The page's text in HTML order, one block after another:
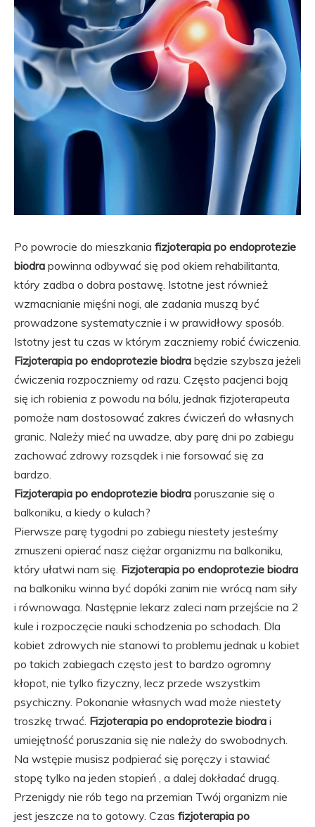
Po powrocie do mieszkania fizjoterapia po endoprotezie
biodra powinna odbywać się pod okiem rehabilitanta,
który zadba o dobra postawę. Istotne jest również
wzmacnianie mięśni nogi, ale zadania muszą być
prowadzone systematycznie i w prawidłowy sposób.
Istotny jest tu czas w którym zaczniemy robić ćwiczenia.
Fizjoterapia po endoprotezie biodra będzie szybsza jeżeli
ćwiczenia rozpoczniemy od razu. Często pacjenci boją
się ich robienia z powodu na bólu, jednak fizjoterapeuta
pomoże nam dostosować zakres ćwiczeń do własnych
granic. Należy mieć na uwadze, aby parę dni po zabiegu
zachować zdrowy rozsądek i nie forsować się za
bardzo.
Fizjoterapia po endoprotezie biodra poruszanie się o
balkoniku, a kiedy o kulach?
Pierwsze parę tygodni po zabiegu niestety jesteśmy
zmuszeni opierać nasz ciężar organizmu na balkoniku,
który ułatwi nam się. Fizjoterapia po endoprotezie biodra
na balkoniku winna być dopóki zanim nie wrócą nam siły
i równowaga. Następnie lekarz zaleci nam przejście na 2
kule i rozpoczęcie nauki schodzenia po schodach. Dla
kobiet zdrowych nie stanowi to problemu jednak u kobiet
po takich zabiegach często jest to bardzo ogromny
kłopot, nie tylko fizyczny, lecz przede wszystkim
psychiczny. Pokonanie własnych wad może niestety
troszkę trwać. Fizjoterapia po endoprotezie biodra i
umiejętność poruszania się nie należy do swobodnych.
Na wstępie musisz podpierać się poręczy i stawiać
stopę tylko na jeden stopień , a dalej dokładać drugą.
Przenigdy nie rób tego na przemian Twój organizm nie
jest jeszcze na to gotowy. Czas fizjoterapia po